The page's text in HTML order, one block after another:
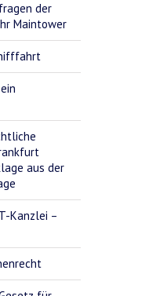
der
Maintower
aus der
Kanzlei –